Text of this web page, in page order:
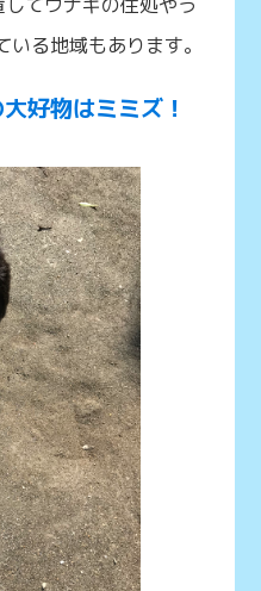
る地域もあります。
好物はミミズ！